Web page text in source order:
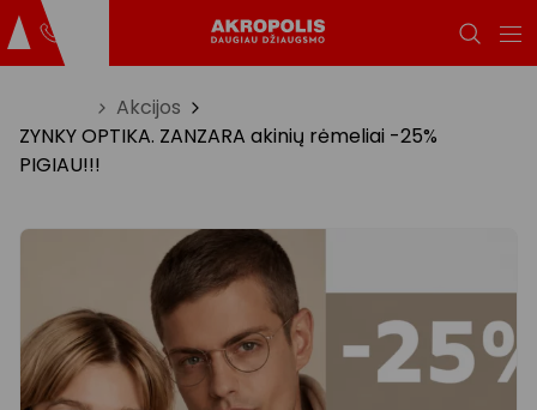
Akcijos
ZYNKY OPTIKA. ZANZARA akinių rėmeliai -25%
PIGIAU!!!